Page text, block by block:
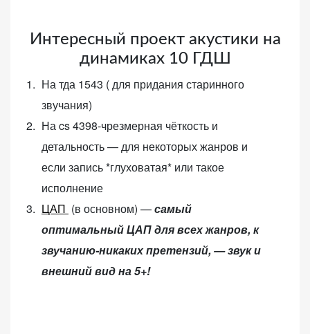
Интересный проект акустики на
динамиках 10 ГДШ
На тда 1543 ( для придания старинного
звучания)
На cs 4398-чрезмерная чёткость и
детальность — для некоторых жанров и
если запись *глуховатая* или такое
исполнение
ЦАП (в основном) —самый
оптимальный ЦАП для всех жанров, к
звучанию-никаких претензий, — звук и
внешний вид на 5+!
веб-сайта.
Функциональные
Обеспечивают
нормальную
вы откажетесь от
использования
этих файлов
функции веб-сайта
исчезнут.